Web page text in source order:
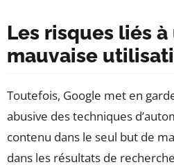
Les risques liés à
mauvaise
Toutefois, Google met en
abusive des techniques
contenu dans le seul but de
dans les résultats de